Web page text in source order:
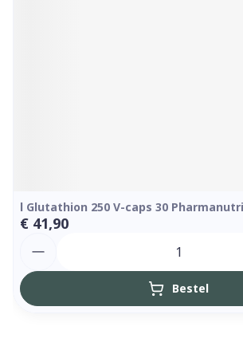
l Glutathion 250 V-caps 30
€ 41,90
Bestel